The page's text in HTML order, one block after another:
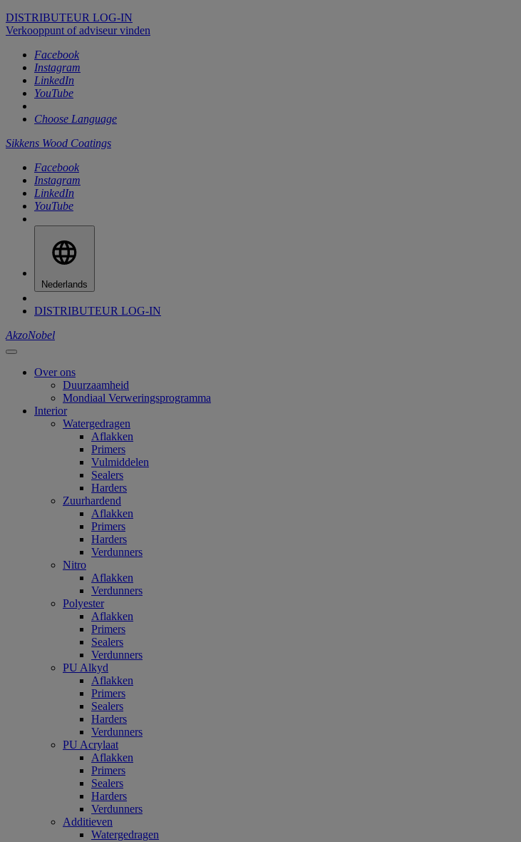
DISTRIBUTEUR LOG-IN
Verkooppunt of adviseur vinden
Facebook
Instagram
LinkedIn
YouTube
Choose Language
Sikkens Wood Coatings
Facebook
Instagram
LinkedIn
YouTube
Nederlands
DISTRIBUTEUR LOG-IN
AkzoNobel
Over ons
Duurzaamheid
Mondiaal Verweringsprogramma
Interior
Watergedragen
Aflakken
Primers
Vulmiddelen
Sealers
Harders
Zuurhardend
Aflakken
Primers
Harders
Verdunners
Nitro
Aflakken
Verdunners
Polyester
Aflakken
Primers
Sealers
Verdunners
PU Alkyd
Aflakken
Primers
Sealers
Harders
Verdunners
PU Acrylaat
Aflakken
Primers
Sealers
Harders
Verdunners
Additieven
Watergedragen